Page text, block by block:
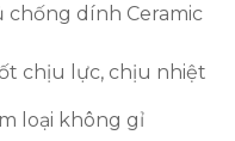
dính Ceramic
chịu lực, chịu nhiệt
loại không gỉ